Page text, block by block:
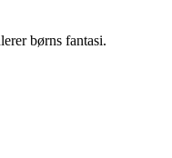
børns fantasi.